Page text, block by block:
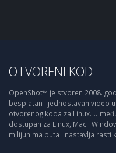
OTVORENI KOD
OpenShot™ je stvoren 2008.
besplatan i jednostavan video
otvorenog koda za Linux. U
dostupan za Linux, Mac i
milijunima puta i nastavlja rasti